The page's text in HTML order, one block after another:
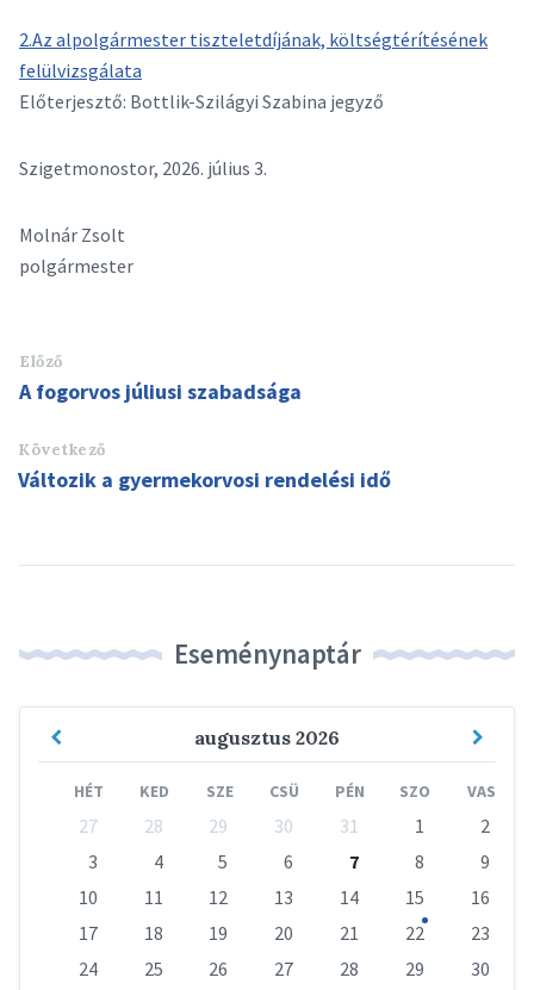
2.Az alpolgármester tiszteletdíjának, költségtérítésének
felülvizsgálata
Előterjesztő: Bottlik-Szilágyi Szabina jegyző
Szigetmonostor, 2026. július 3.
Molnár Zsolt
polgármester
Előző
A fogorvos júliusi szabadsága
Következő
Változik a gyermekorvosi rendelési idő
Eseménynaptár
augusztus 2026
Previous
HÉT KED SZE CSÜ PÉN SZO VAS
calendar
27 28 29 30 31 1
2
3
4 5 6 7 8
9
10
11 12 13 14 15
16
17
18 19 20 21 22
23
24
25 26 27 28 29
30